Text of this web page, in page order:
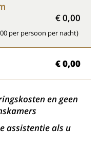
€ 0,00
per persoon per nacht)
€ 0,00
en geen
assistentie als u